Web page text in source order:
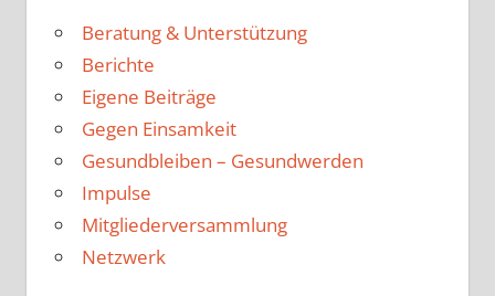
Beratung & Unterstützung
Berichte
Eigene Beiträge
Gegen Einsamkeit
Gesundbleiben – Gesundwerden
Impulse
Mitgliederversammlung
Netzwerk